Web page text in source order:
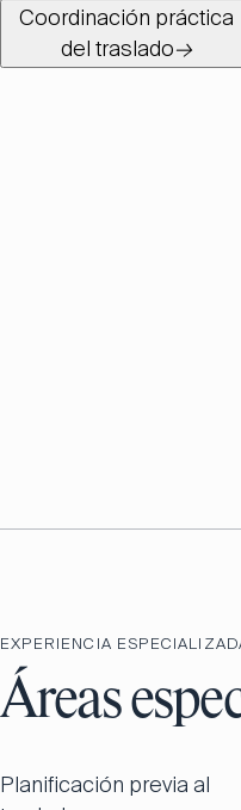
Coordinación práctica
del traslado→
EXPERIENCIA
Áreas
Planificación previa al